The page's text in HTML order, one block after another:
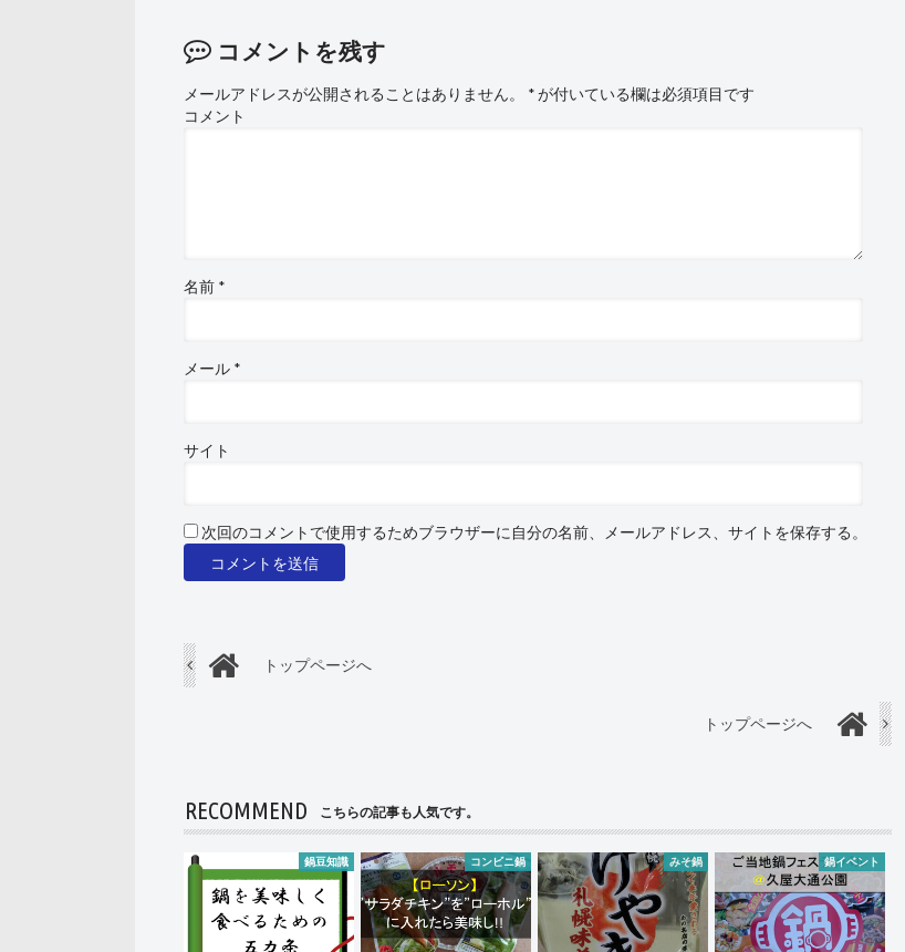
コメントを残す
メールアドレスが公開されることはありません。 *が付いている欄は必須項目です
コメント
名前 *
メール *
サイト
次回のコメントで使用するためブラウザーに自分の名前、メールアドレス、サイトを保存する。
トップページへ
トップページへ
RECOMMEND こちらの記事も人気です。
鍋豆知識 コンビニ鍋 みそ鍋 鍋イベント